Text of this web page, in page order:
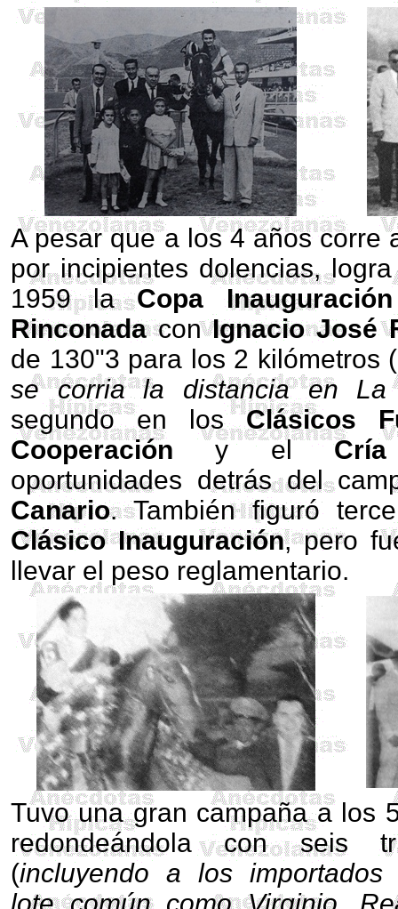
A pesar que a los 4 años corre
por incipientes dolencias,
1959 laCopa
RinconadaconIgnacio José
de 130"3 para los 2 kilómetros (
se corria la distancia en La
segundo en losClásicos
Cooperación y el
oportunidades detrás del
Canario. También figuró
Clásico Inauguración, pero
llevar el peso reglamentario.
Tuvo una gran campaña a los
redondeándola con seis
(incluyendo a los